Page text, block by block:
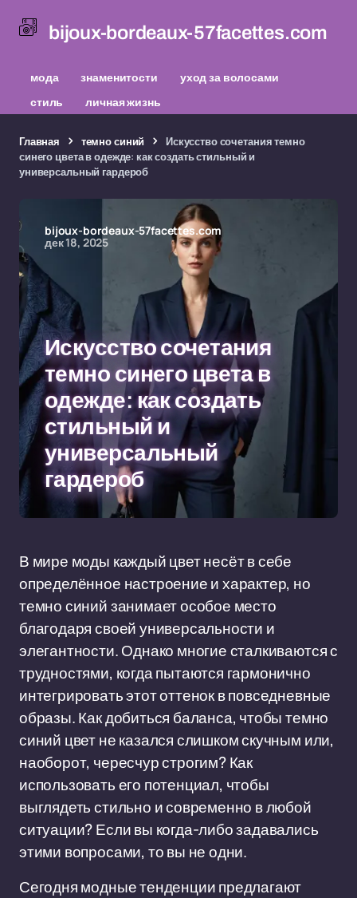
bijoux-bordeaux-57facettes.com
мода знаменитости
уход за волосами
стиль
личная жизнь
Главная темно синий
Искусство сочетания темно
синего цвета в одежде: как создать стильный и
универсальный гардероб
bijoux-bordeaux-57facettes.com
дек 18, 2025
Искусство сочетания
темно синего цвета в
одежде: как создать
стильный и
универсальный
гардероб
В мире моды каждый цвет несёт в себе
определённое настроение и характер, но
темно синий занимает особое место
благодаря своей универсальности и
элегантности. Однако многие сталкиваются с
трудностями, когда пытаются гармонично
интегрировать этот оттенок в повседневные
образы. Как добиться баланса, чтобы темно
синий цвет не казался слишком скучным или,
наоборот, чересчур строгим? Как
использовать его потенциал, чтобы
выглядеть стильно и современно в любой
ситуации? Если вы когда-либо задавались
этими вопросами, то вы не одни.
Сегодня модные тенденции предлагают